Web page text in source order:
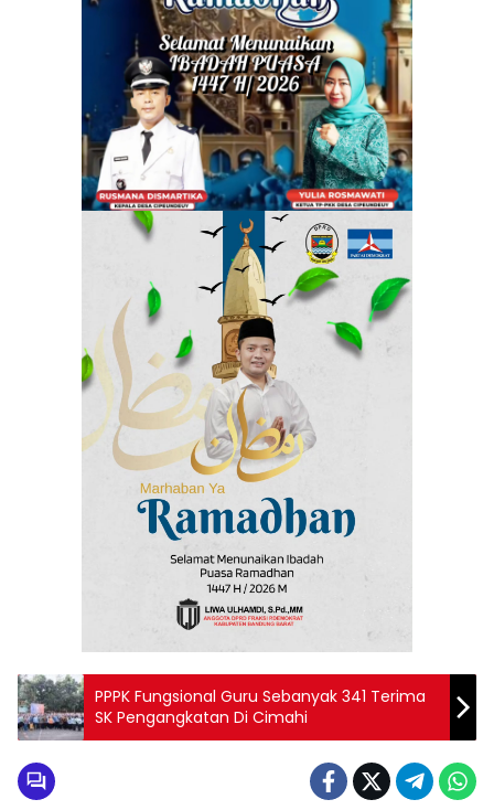
PPPK Fungsional Guru Sebanyak 341 Terima
SK Pengangkatan Di Cimahi